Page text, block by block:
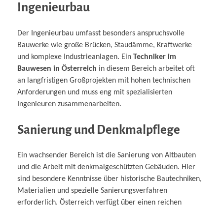
Ingenieurbau
Der Ingenieurbau umfasst besonders anspruchsvolle
Bauwerke wie große Brücken, Staudämme, Kraftwerke
und komplexe Industrieanlagen. Ein Techniker im
Bauwesen in Österreich in diesem Bereich arbeitet oft
an langfristigen Großprojekten mit hohen technischen
Anforderungen und muss eng mit spezialisierten
Ingenieuren zusammenarbeiten.
Sanierung und Denkmalpflege
Ein wachsender Bereich ist die Sanierung von Altbauten
und die Arbeit mit denkmalgeschützten Gebäuden. Hier
sind besondere Kenntnisse über historische Bautechniken,
Materialien und spezielle Sanierungsverfahren
erforderlich. Österreich verfügt über einen reichen